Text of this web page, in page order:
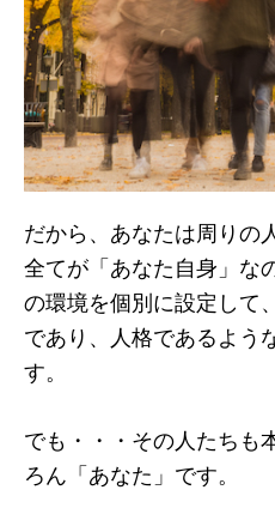
だから、あなたは周りの
全てが「あなた自身」な
の環境を個別に設定して
であり、人格であるよう
す。
でも・・・その人たちも
ろん「あなた」です。